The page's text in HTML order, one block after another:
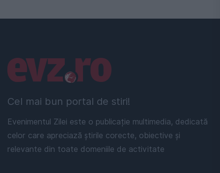
Cel mai bun portal de stiri!
Evenimentul Zilei este o publicație multimedia, dedicată
celor care apreciază știrile corecte, obiective și
relevante din toate domeniile de activitate
Linkuri utile